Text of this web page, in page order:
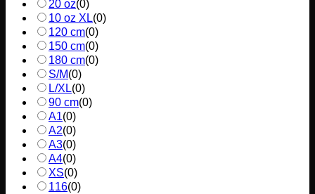
20 oz(0)
10 oz XL(0)
120 cm(0)
150 cm(0)
180 cm(0)
S/M(0)
L/XL(0)
90 cm(0)
A1(0)
A2(0)
A3(0)
A4(0)
XS(0)
116(0)